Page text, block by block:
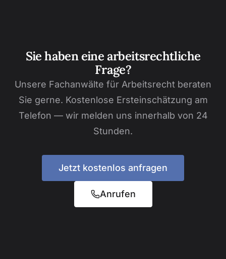
Sie haben eine arbeitsrechtliche
Frage?
Unsere Fachanwälte für Arbeitsrecht beraten
Sie gerne. Kostenlose Ersteinschätzung am
Telefon — wir melden uns innerhalb von 24
Stunden.
Jetzt kostenlos anfragen
Anrufen